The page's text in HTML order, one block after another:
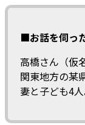
■お話を伺っ
高橋さん（
関東地方の某
妻と子ども4人